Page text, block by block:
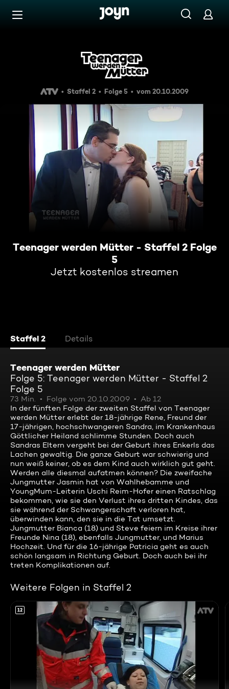
Zum Inhalt springen
Teenager werden Mütter -
Staffel 2 Folge 5 vom 20.10.2009
Teenager werden Mütter - Staffel 2 Folge
5
Jetzt kostenlos streamen
Staffel 2 Details
Teenager werden Mütter
Folge 5: Teenager werden Mütter - Staffel 2
Folge 5
73 Min. Folge vom 20.10.2009
Ab 12
In der fünften Folge der zweiten Staffel von Teenager
werden Mütter erlebt der 18-jährige Rene, Freund der
17-jährigen, hochschwangeren Sandra, im Krankenhaus
Göttlicher Heiland schlimme Stunden. Doch auch
Sandras Eltern vergeht bei der Geburt ihres Enkerls das
Lachen gewaltig. Die ganze Geburt war schwierig und
nun weiß keiner, ob es dem Kind auch wirklich gut geht.
Werden alle diesmal aufatmen können? Die zweifache
Jungmutter Jasmin hat von Wahlhebamme und
YoungMum-Leiterin Uschi Reim-Hofer einen Ratschlag
bekommen, wie sie den Verlust ihres dritten Kindes, das
sie während der Schwangerschaft verloren hat,
überwinden kann, den sie in die Tat umsetzt.
Jungmutter Bianca (18) und Steve feiern im Kreise ihrer
Freunde Nina (18), ebenfalls Jungmutter, und Marius
Hochzeit. Und für die 16-jährige Patricia geht es auch
schön langsam in Richtung Geburt. Doch auch bei ihr
treten Komplikationen auf.
Weitere Folgen in Staffel 2
12